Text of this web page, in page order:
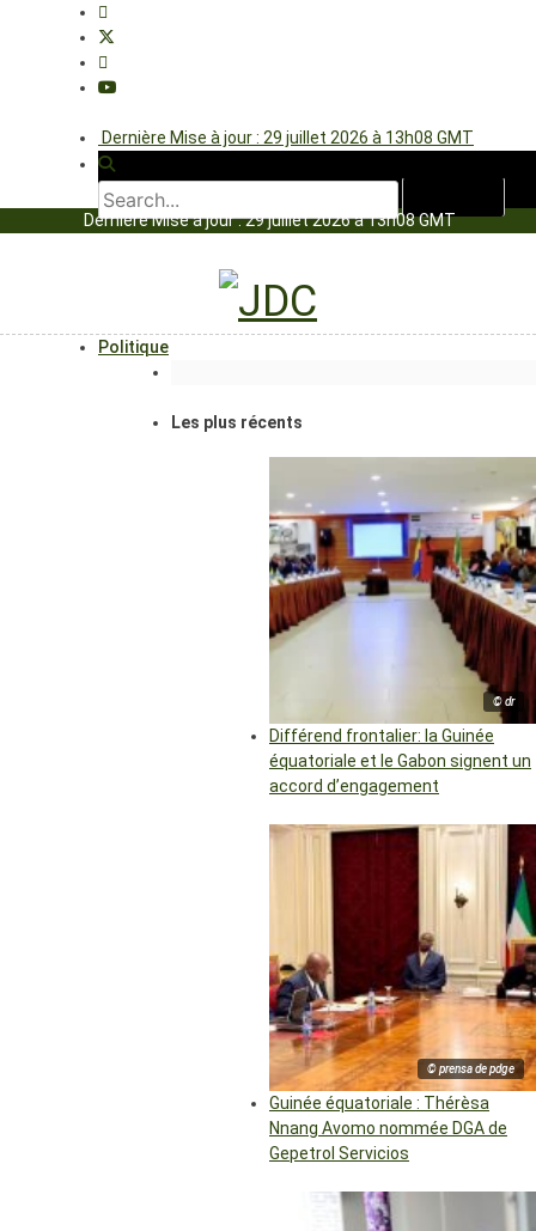
Dernière Mise à jour : 29 juillet 2026 à 13h08 GMT
Dernière Mise à jour : 29 juillet 2026 à 13h08 GMT
Politique
Les plus récents
© dr
Différend frontalier: la Guinée
équatoriale et le Gabon signent un
accord d’engagement
© prensa de pdge
Guinée équatoriale : Thérèsa
Nnang Avomo nommée DGA de
Gepetrol Servicios